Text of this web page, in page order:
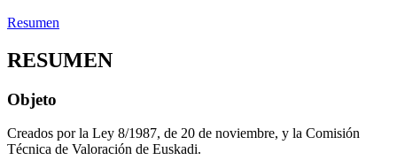
Resumen
RESUMEN
Objeto
Creados por la Ley 8/1987, de 20 de noviembre, y la Comisión
Técnica de Valoración de Euskadi.